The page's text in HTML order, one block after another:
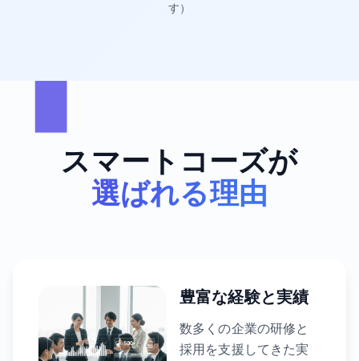
す）
スマートコーズが
選ばれる理由
豊富な経験と実績
数多くの企業の研修と
採用を支援してきた実